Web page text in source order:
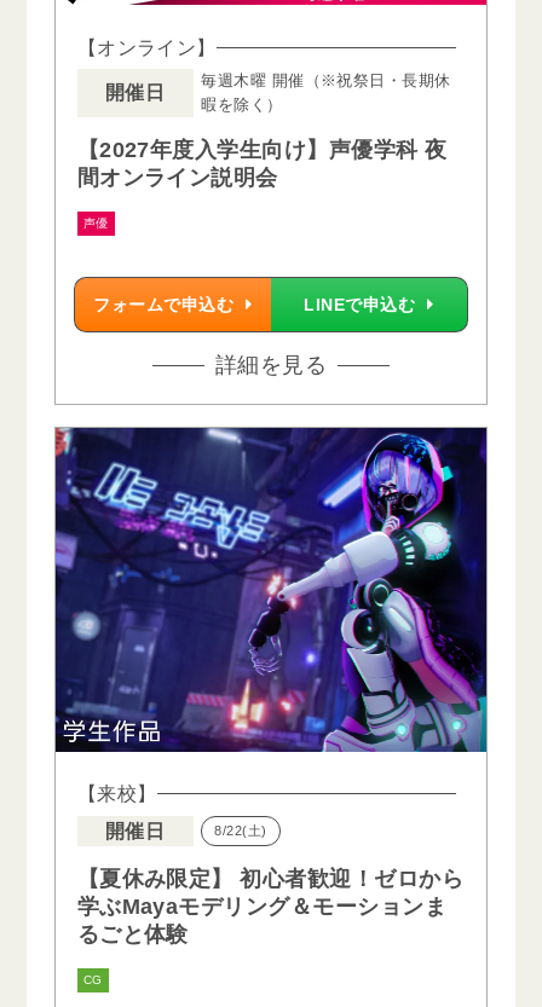
【オンライン】
開催日
毎週木曜 開催（※祝祭日・長期休
暇を除く）
【2027年度入学生向け】声優学科 夜
間オンライン説明会
声優
フォームで申込む LINEで申込む
詳細を見る
【来校】
開催日
8/22(土)
【夏休み限定】 初心者歓迎！ゼロから
学ぶMayaモデリング＆モーションま
るごと体験
CG